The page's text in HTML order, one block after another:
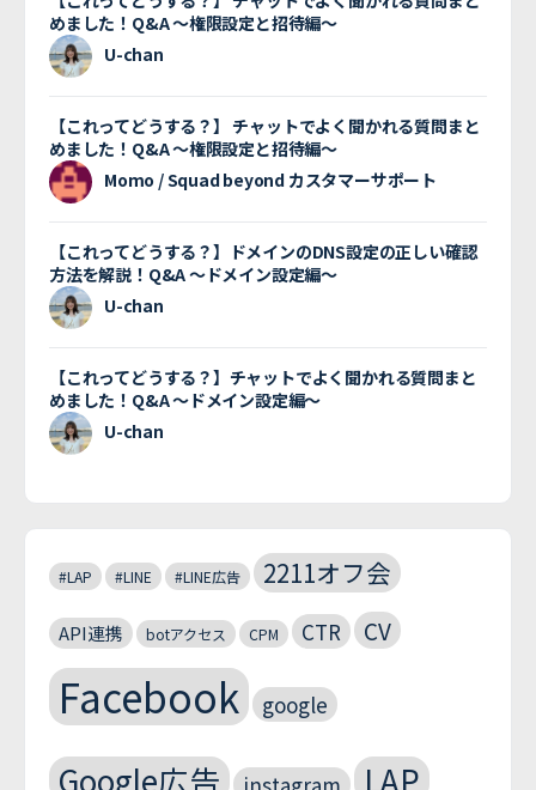
めました！Q&A 〜権限設定と招待編〜
U-chan
【これってどうする？】 チャットでよく聞かれる質問まと
めました！Q&A 〜権限設定と招待編〜
Momo / Squad beyond カスタマーサポート
【これってどうする？】ドメインのDNS設定の正しい確認
方法を解説！Q&A 〜ドメイン設定編〜
U-chan
【これってどうする？】チャットでよく聞かれる質問まと
めました！Q&A 〜ドメイン設定編〜
U-chan
#LAP #LINE #LINE広告 2211オフ会
API連携 botアクセス CPM CTR CV
Facebook google
Google広告 LAP